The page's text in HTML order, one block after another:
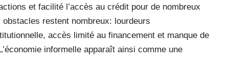
et facilité l’accès au crédit pour de nombreux
restent nombreux: lourdeurs
accès limité au financement et manque de
informelle apparaît ainsi comme une